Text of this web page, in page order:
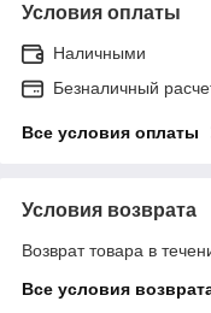
Условия оплаты
Наличными
Безналичный
Все условия оплаты
Условия возврата
Возврат товара в
Все условия